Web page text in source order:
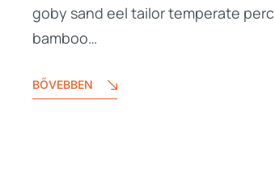
goby sand eel tailor temperate
bamboo…
BŐVEBBEN